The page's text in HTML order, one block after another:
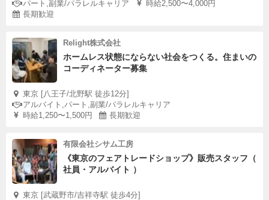
パート,副業/パラレルキャリア
時給2,500〜4,000円
長期歓迎
Relight株式会社
ホームレス状態にならない社会をつくる。住まいの
コーディネーター募集
東京 [八王子/北野駅 徒歩12分]
アルバイト,パート,副業/パラレルキャリア
時給1,250〜1,500円
長期歓迎
有限会社シサム工房
《東京のフェアトレードショップ》販売スタッフ（
社員・アルバイト ）
東京 [武蔵野市/吉祥寺駅 徒歩4分]